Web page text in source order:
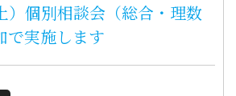
）個別相談会（総合・理数
で実施します